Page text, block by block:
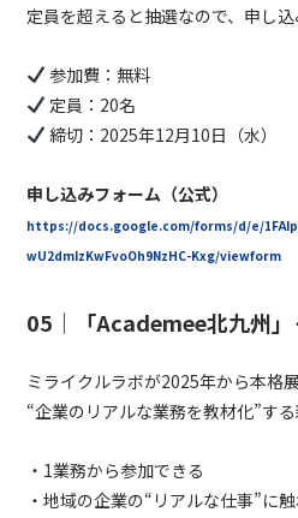
定員を超えると抽選なので、申し込
参加費：無料
定員：20名
締切：2025年12月10日（水）
申し込みフォーム（公式）
https://docs.google.com/forms/d/e/
wU2dmIzKwFvoOh9NzHC-Kxg/viewform
05｜「Academee北九州」
ミライクルラボが2025年から本格
“企業のリアルな業務を教材化”す
・1業務から参加できる
・地域の企業の“リアルな仕事”に